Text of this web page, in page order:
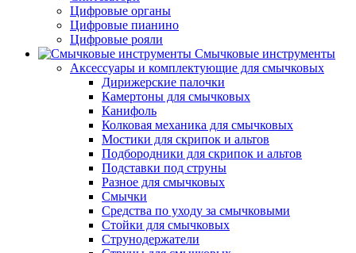
Цифровые органы
Цифровые пианино
Цифровые рояли
Смычковые инструменты
Аксессуары и комплектующие для смычковых
Дирижерские палочки
Камертоны для смычковых
Канифоль
Колковая механика для смычковых
Мостики для скрипок и альтов
Подбородники для скрипок и альтов
Подставки под струны
Разное для смычковых
Смычки
Средства по уходу за смычковыми
Стойки для смычковых
Струнодержатели